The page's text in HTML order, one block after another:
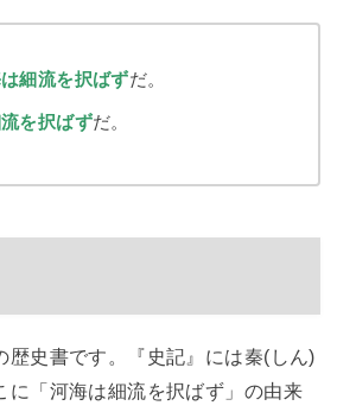
細流を択ばずだ。
を択ばずだ。
歴史書です。『史記』には秦(しん)
に「河海は細流を択ばず」の由来